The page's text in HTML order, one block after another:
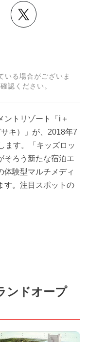
いる場合がございま
認ください。
ントリゾート「i＋
キ）」が、2018年7
ます。「キッズロッ
そろう新たな宿泊エ
体験型マルチメディ
す。注目スポットの
ンドオープ